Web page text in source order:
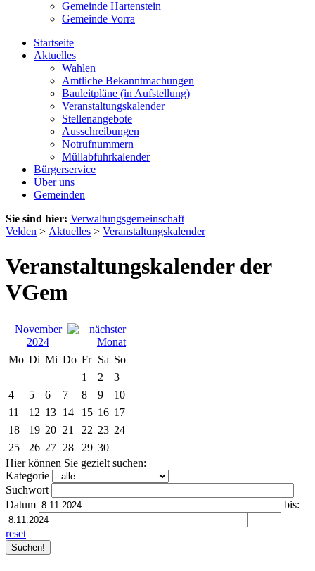
Gemeinde Hartenstein
Gemeinde Vorra
Startseite
Aktuelles
Wahlen
Amtliche Bekanntmachungen
Bauleitpläne (in Aufstellung)
Veranstaltungskalender
Stellenangebote
Ausschreibungen
Notrufnummern
Müllabfuhrkalender
Bürgerservice
Über uns
Gemeinden
Sie sind hier: Verwaltungsgemeinschaft
Velden > Aktuelles > Veranstaltungskalender
Veranstaltungskalender der
VGem
November
2024
Mo Di Mi Do Fr Sa So
1
2
3
4
5 6 7 8 9
10
11
12 13 14 15 16 17
18
19 20 21 22 23 24
25
26 27 28 29 30
Hier können Sie gezielt suchen:
Kategorie
Suchwort
Datum
bis:
reset